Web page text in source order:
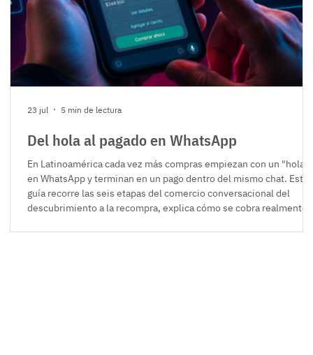
Del hola al pagado en WhatsApp
En Latinoamérica cada vez más compras empiezan con un "hola"
en WhatsApp y terminan en un pago dentro del mismo chat. Esta
guía recorre las seis etapas del comercio conversacional del
descubrimiento a la recompra, explica cómo se cobra realmente
23 jul 5 min de lectura